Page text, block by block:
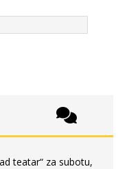
teatar“ za subotu,